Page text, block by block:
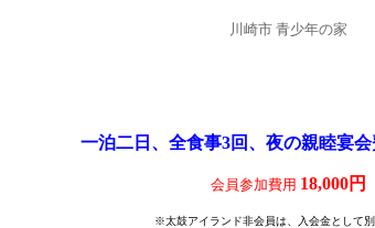
川崎市 青少年の家
一泊二日、 全食事3回、夜の親睦宴
会員参加費用 18,000円
※太鼓アイランド非会員は、入会金として別